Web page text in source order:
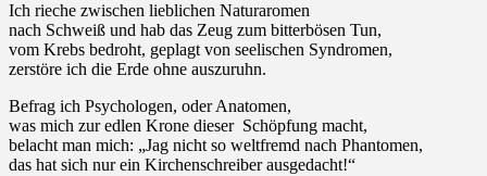
Ich rieche zwischen lieblichen Naturaromen
nach Schweiß und hab das Zeug zum bitterbösen Tun,
vom Krebs bedroht, geplagt von seelischen Syndromen,
zerstöre ich die Erde ohne auszuruhn.
Befrag ich Psychologen, oder Anatomen,
was mich zur edlen Krone dieser Schöpfung macht,
belacht man mich: „Jag nicht so weltfremd nach Phantomen,
das hat sich nur ein Kirchenschreiber ausgedacht!“